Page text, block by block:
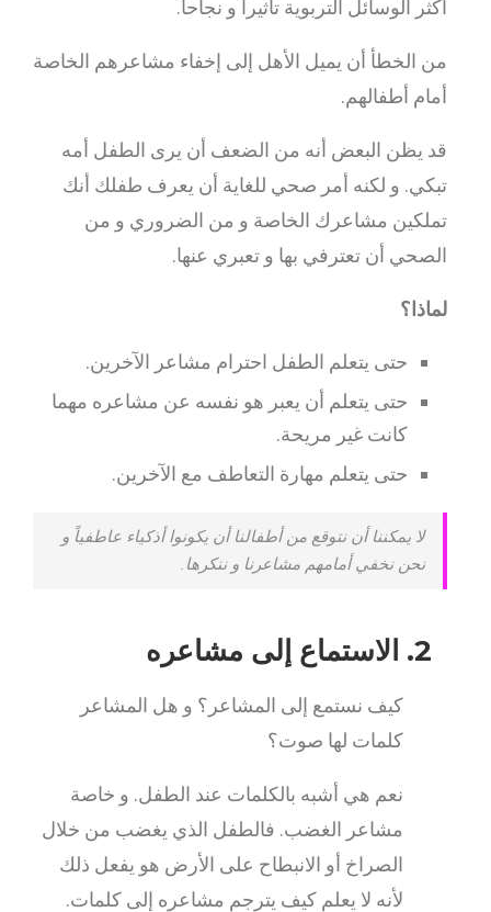
أكثر الوسائل التربوية تأثيراً و نجاحاً.
من الخطأ أن يميل الأهل إلى إخفاء مشاعرهم الخاصة
أمام أطفالهم.
قد يظن البعض أنه من الضعف أن يرى الطفل أمه
تبكي. و لكنه أمر صحي للغاية أن يعرف طفلك أنك
تملكين مشاعرك الخاصة و من الضروري و من
الصحي أن تعترفي بها و تعبري عنها.
لماذا؟
حتى يتعلم الطفل احترام مشاعر الآخرين.
حتى يتعلم أن يعبر هو نفسه عن مشاعره مهما
كانت غير مريحة.
حتى يتعلم مهارة التعاطف مع الآخرين.
لا يمكننا أن نتوقع من أطفالنا أن يكونوا أذكياء عاطفياً و
نحن نخفي أمامهم مشاعرنا و ننكرها.
كيف نستمع إلى المشاعر؟ و هل المشاعر
كلمات لها صوت؟
نعم هي أشبه بالكلمات عند الطفل. و خاصة
مشاعر الغضب. فالطفل الذي يغضب من خلال
الصراخ أو الانبطاح على الأرض هو يفعل ذلك
لأنه لا يعلم كيف يترجم مشاعره إلى كلمات.